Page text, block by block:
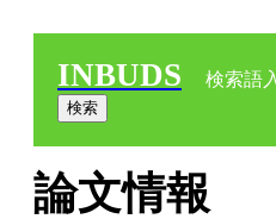
INBUDS 検索語
論文情報